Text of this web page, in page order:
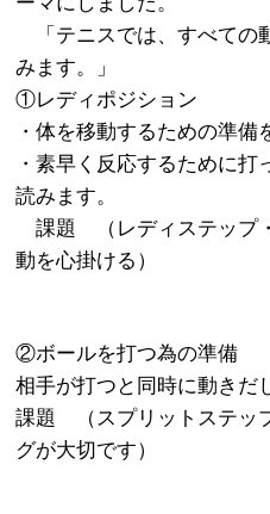
「テニスでは、すべての
みます。」
①レディポジション
・体を移動するための準備
・素早く反応するために
読みます。
課題 （レディステップ
動を心掛ける）
②ボールを打つ為の準備
相手が打つと同時に動きだ
課題 （スプリットステッ
グが大切です）